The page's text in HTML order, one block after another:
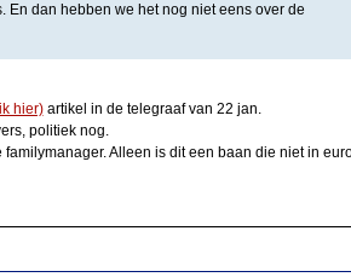
En dan hebben we het nog niet eens over de
hier)artikel in de telegraaf van 22 jan.
politiek nog.
Alleen is dit een baan die niet in